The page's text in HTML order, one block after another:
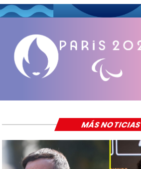
MÁS NOTICIAS